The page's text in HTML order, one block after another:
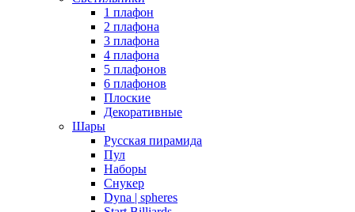
1 плафон
2 плафона
3 плафона
4 плафона
5 плафонов
6 плафонов
Плоские
Декоративные
Шары
Русская пирамида
Пул
Наборы
Снукер
Dyna | spheres